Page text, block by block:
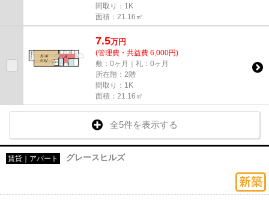
間取り：1K
面積：21.16㎡
7.5万円
(管理費・共益費 6,000円)
敷：0ヶ月｜礼：0ヶ月
所在階：2階
間取り：1K
面積：21.16㎡
全5件を表示する
賃貸｜アパート グレースヒルズ